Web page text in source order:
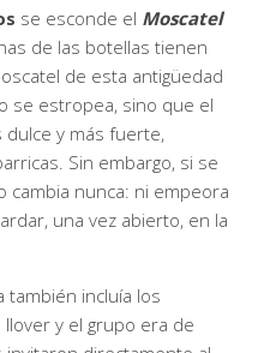
se esconde el Moscatel
de las botellas tienen
de esta antigüedad
se estropea, sino que el
y más fuerte,
Sin embargo, si se
cambia nunca: ni empeora
una vez abierto, en la
también incluía los
y el grupo era de